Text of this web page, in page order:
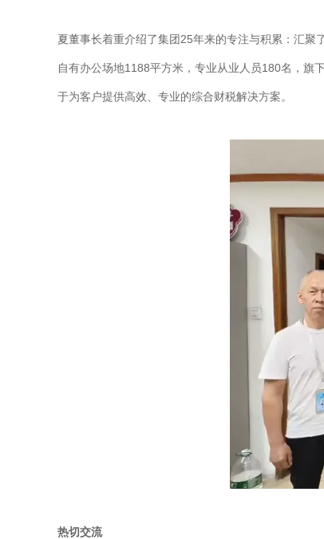
夏董事长着重介绍了集团25年来的专注与积累：汇
自有办公场地1188平方米，专业从业人员180名，旗
于为客户提供高效、专业的综合财税解决方案。
热切交流